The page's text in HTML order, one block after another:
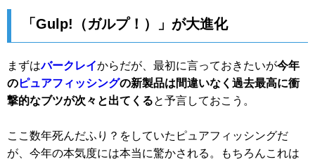
「Gulp!（ガルプ！）」が大進化
まずはバークレイからだが、最初に言っておきたいが今年
のピュアフィッシングの新製品は間違いなく過去最高に衝
撃的なブツが次々と出てくると予言しておこう。
ここ数年死んだふり？をしていたピュアフィッシングだ
が、今年の本気度には本当に驚かされる。もちろんこれは